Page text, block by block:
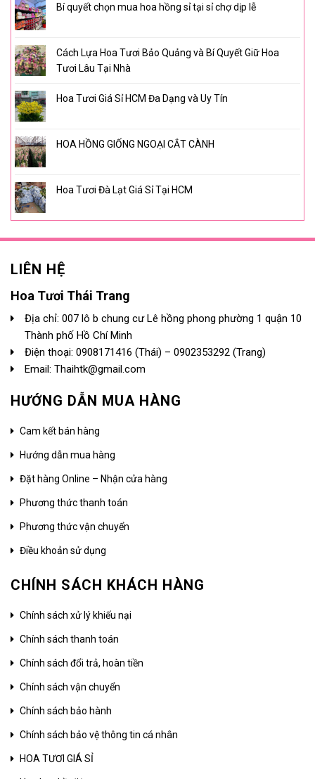
Bí quyết chọn mua hoa hồng sỉ tại sỉ chợ dịp lễ
Cách Lựa Hoa Tươi Bảo Quảng và Bí Quyết Giữ Hoa
Tươi Lâu Tại Nhà
Hoa Tươi Giá Sỉ HCM Đa Dạng và Uy Tín
HOA HỒNG GIỐNG NGOẠI CẮT CÀNH
Hoa Tươi Đà Lạt Giá Sỉ Tại HCM
LIÊN HỆ
Hoa Tươi Thái Trang
Địa chỉ: 007 lô b chung cư Lê hồng phong phường 1 quận 10
Thành phố Hồ Chí Minh
Điện thoại: 0908171416 (Thái) – 0902353292 (Trang)
Email: Thaihtk@gmail.com
HƯỚNG DẪN MUA HÀNG
Cam kết bán hàng
Hướng dẫn mua hàng
Đặt hàng Online – Nhận cửa hàng
Phương thức thanh toán
Phương thức vận chuyển
Điều khoản sử dụng
CHÍNH SÁCH KHÁCH HÀNG
Chính sách xử lý khiếu nại
Chính sách thanh toán
Chính sách đổi trả, hoàn tiền
Chính sách vận chuyển
Chính sách bảo hành
Chính sách bảo vệ thông tin cá nhân
HOA TƯƠI GIÁ SỈ